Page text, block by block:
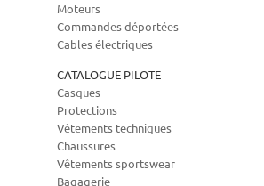
Moteurs
Commandes déportées
Cables électriques
CATALOGUE PILOTE
Casques
Protections
Vêtements techniques
Chaussures
Vêtements sportswear
Bagagerie